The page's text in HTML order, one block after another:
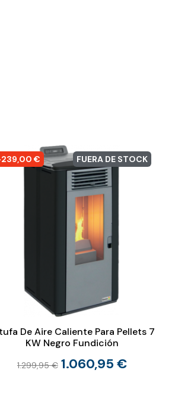
€ FUERA DE STOCK
De Aire Caliente Para Pellets 7
KW Negro Fundición
1.299,95 € 1.060,95 €